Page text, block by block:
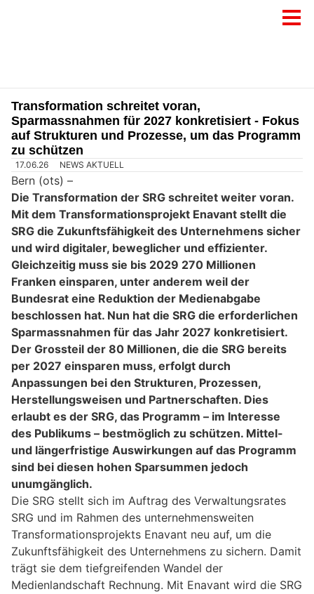
Transformation schreitet voran,
Sparmassnahmen für 2027 konkretisiert - Fokus
auf Strukturen und Prozesse, um das Programm
zu schützen
17.06.26 NEWS AKTUELL
Bern (ots) –
Die Transformation der SRG schreitet weiter voran.
Mit dem Transformationsprojekt Enavant stellt die
SRG die Zukunftsfähigkeit des Unternehmens sicher
und wird digitaler, beweglicher und effizienter.
Gleichzeitig muss sie bis 2029 270 Millionen
Franken einsparen, unter anderem weil der
Bundesrat eine Reduktion der Medienabgabe
beschlossen hat. Nun hat die SRG die erforderlichen
Sparmassnahmen für das Jahr 2027 konkretisiert.
Der Grossteil der 80 Millionen, die die SRG bereits
per 2027 einsparen muss, erfolgt durch
Anpassungen bei den Strukturen, Prozessen,
Herstellungsweisen und Partnerschaften. Dies
erlaubt es der SRG, das Programm – im Interesse
des Publikums – bestmöglich zu schützen. Mittel-
und längerfristige Auswirkungen auf das Programm
sind bei diesen hohen Sparsummen jedoch
unumgänglich.
Die SRG stellt sich im Auftrag des Verwaltungsrates
SRG und im Rahmen des unternehmensweiten
Transformationsprojekts Enavant neu auf, um die
Zukunftsfähigkeit des Unternehmens zu sichern. Damit
trägt sie dem tiefgreifenden Wandel der
Medienlandschaft Rechnung. Mit Enavant wird die SRG